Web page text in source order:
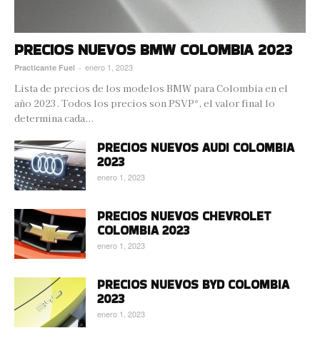
PRECIOS NUEVOS BMW COLOMBIA 2023
Practicante Fuel - enero 1, 2023
Lista de precios de los modelos BMW para Colombia en el
año 2023. Todos los precios son PSVP*, el valor final lo
determina cada...
PRECIOS NUEVOS AUDI COLOMBIA
2023
enero 1, 2023
PRECIOS NUEVOS CHEVROLET
COLOMBIA 2023
enero 1, 2023
PRECIOS NUEVOS BYD COLOMBIA
2023
enero 1, 2023